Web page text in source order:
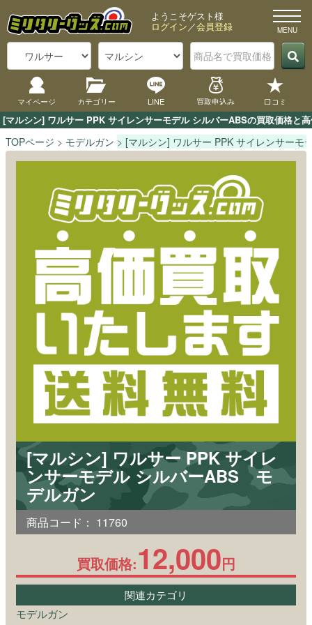
[マルシン] ワルサー PPK サイレンサーモデル シルバーABSの買取価格と
ようこそゲスト様
ログイン／会員登録
マイページ カテゴリー LINE 買取申込み 口コミ
TOPページ モデルガン [マルシン] ワルサー PPK サイレンサーモ
[マルシン] ワルサー PPK サイレ
ンサーモデル シルバーABS モ
デルガン
商品コード： 11760
買取価格:12,000円
関連カテゴリ
モデルガン